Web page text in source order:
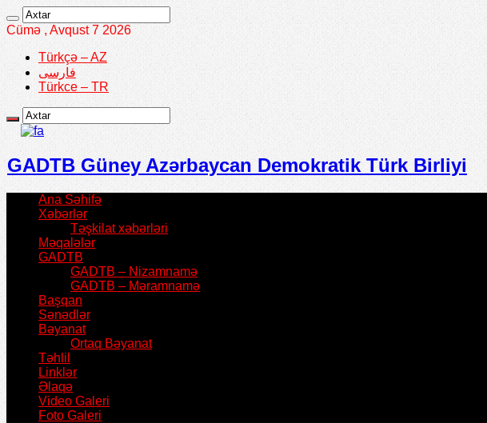
Cümə , Avqust 7 2026
Türkçə – AZ
فارسی
Türkce – TR
GADTB Güney Azərbaycan Demokratik Türk Birliyi
Ana Səhifə
Xəbərlər
Təşkilat xəbərləri
Məqalələr
GADTB
GADTB – Nizamnamə
GADTB – Məramnamə
Başqan
Sənədlər
Bəyanat
Ortaq Bəyanat
Təhlil
Linklər
Əlaqə
Video Galeri
Foto Galeri